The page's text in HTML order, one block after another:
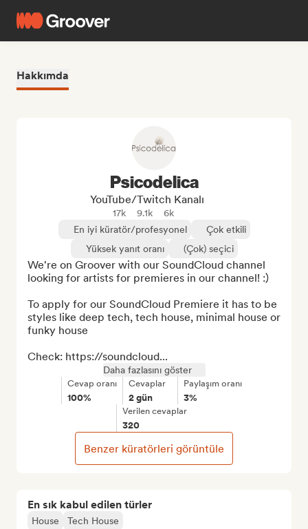
Hakkımda
En sık kabul edilen türler
House Tech House
Psicodelica
YouTube/Twitch Kanalı
17k 9.1k
6k
En iyi küratör/profesyonel
Çok etkili
Yüksek yanıt oranı
(Çok) seçici
We're on Groover with our SoundCloud channel
looking for artists for premieres in our channel! :)
To apply for our SoundCloud Premiere it has to be
styles like deep tech, tech house, minimal house or
funky house
Check: https://soundcloud...
Daha fazlasını göster
Cevap oranı
100%
Cevaplar
2 gün
Paylaşım oranı
3%
Verilen cevaplar
320
Benzer küratörleri görüntüle